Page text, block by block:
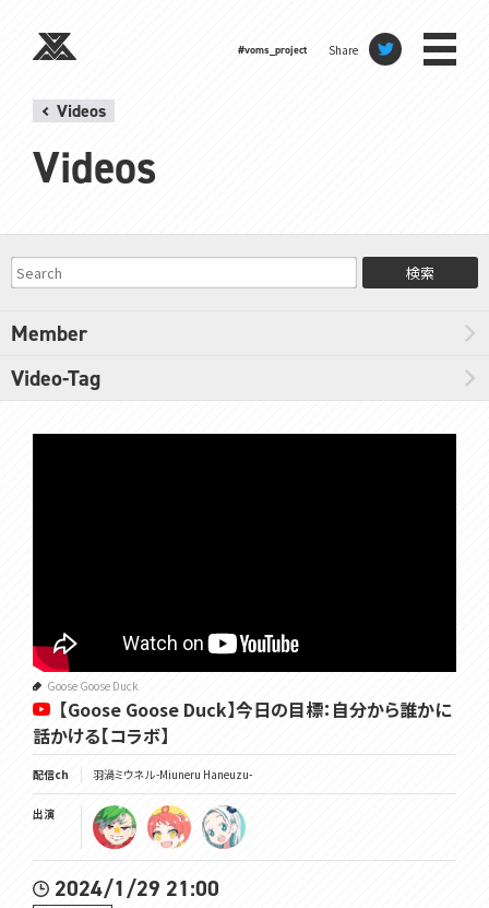
#voms_project Share
Videos
Videos
検索
Member
Video-Tag
Goose Goose Duck
【Goose Goose Duck】今日の目標：自分から誰かに
話かける【コラボ】
配信ch 羽渦ミウネル -Miuneru Haneuzu-
出演
2024/1/29 21:00